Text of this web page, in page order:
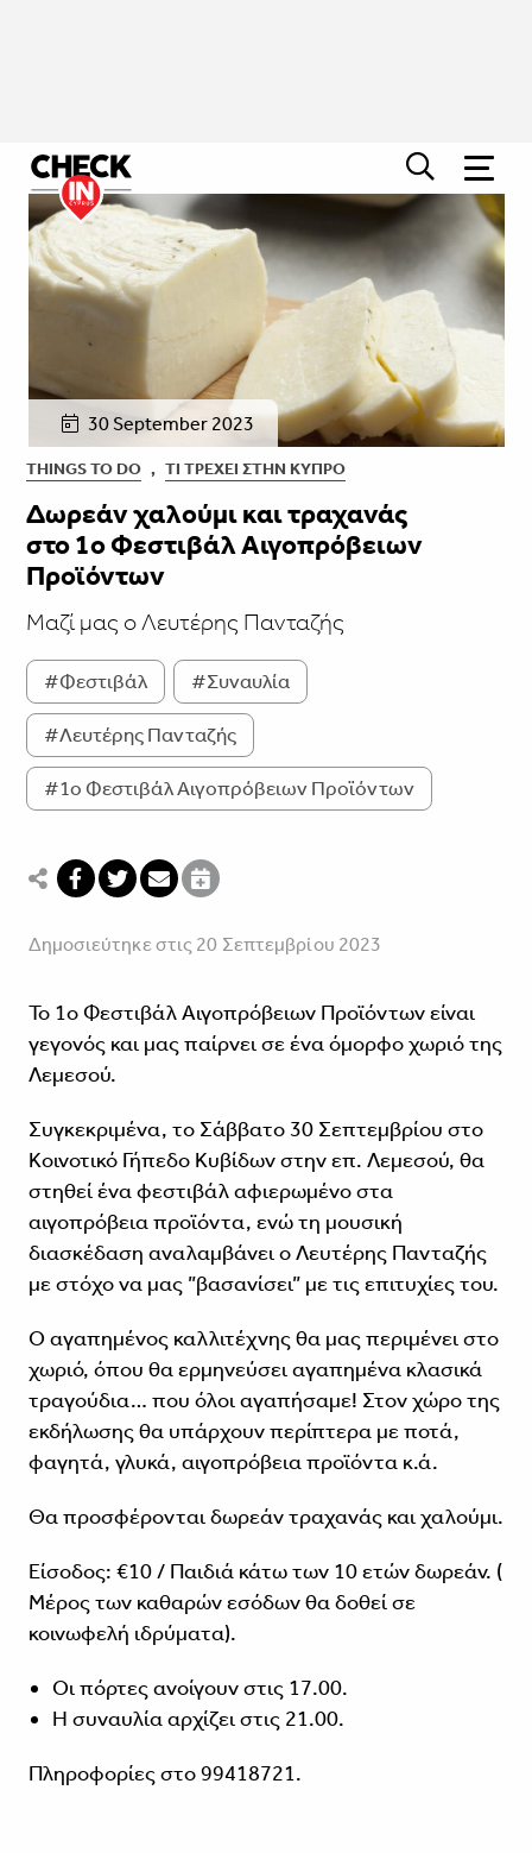
30 September 2023
THINGS TO DO , ΤΙ ΤΡΈΧΕΙ ΣΤΗΝ ΚΎΠΡΟ
Δωρεάν χαλούμι και τραχανάς
στο 1ο Φεστιβάλ Αιγοπρόβειων
Προϊόντων
Μαζί μας ο Λευτέρης Πανταζής
#Φεστιβάλ #Συναυλία
#Λευτέρης Πανταζής
#1ο Φεστιβάλ Αιγοπρόβειων Προϊόντων
Δημοσιεύτηκε στις 20 Σεπτεμβρίου 2023
Το 1ο Φεστιβάλ Αιγοπρόβειων Προϊόντων είναι
γεγονός και μας παίρνει σε ένα όμορφο χωριό της
Λεμεσού.
Συγκεκριμένα, το Σάββατο 30 Σεπτεμβρίου στο
Κοινοτικό Γήπεδο Κυβίδων στην επ. Λεμεσού, θα
στηθεί ένα φεστιβάλ αφιερωμένο στα
αιγοπρόβεια προϊόντα, ενώ τη μουσική
διασκέδαση αναλαμβάνει ο Λευτέρης Πανταζής
με στόχο να μας ”βασανίσει” με τις επιτυχίες του.
Ο αγαπημένος καλλιτέχνης θα μας περιμένει στο
χωριό, όπου θα ερμηνεύσει αγαπημένα κλασικά
τραγούδια… που όλοι αγαπήσαμε! Στον χώρο της
εκδήλωσης θα υπάρχουν περίπτερα με ποτά,
φαγητά, γλυκά, αιγοπρόβεια προϊόντα κ.ά.
Θα προσφέρονται δωρεάν τραχανάς και χαλούμι.
Είσοδος: €10 / Παιδιά κάτω των 10 ετών δωρεάν. (
Μέρος των καθαρών εσόδων θα δοθεί σε
κοινωφελή ιδρύματα).
Οι πόρτες ανοίγουν στις 17.00.
Η συναυλία αρχίζει στις 21.00.
Πληροφορίες στο 99418721.